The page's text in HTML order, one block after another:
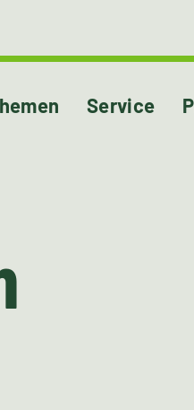
Service